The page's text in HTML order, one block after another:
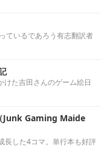
ているであろう有志翻訳者
けた吉田さんのゲーム絵日
Junk Gaming Maide
長した4コマ。単行本も好評